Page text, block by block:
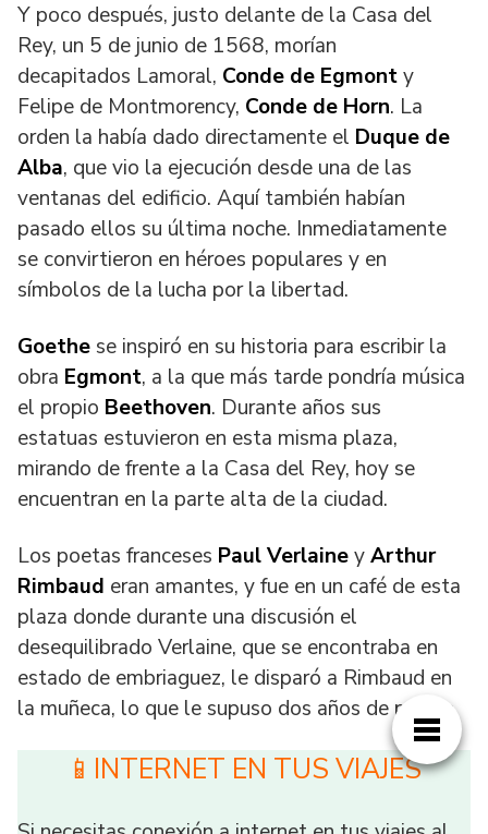
Y poco después, justo delante de la Casa del
Rey, un 5 de junio de 1568, morían
decapitados Lamoral, Conde de Egmonty
Felipe de Montmorency, Conde de Horn. La
orden la había dado directamente el Duque de
Alba, que vio la ejecución desde una de las
ventanas del edificio. Aquí también habían
pasado ellos su última noche. Inmediatamente
se convirtieron en héroes populares y en
símbolos de la lucha por la libertad.
Goethe se inspiró en su historia para escribir la
obra Egmont, a la que más tarde pondría música
el propio Beethoven. Durante años sus
estatuas estuvieron en esta misma plaza,
mirando de frente a la Casa del Rey, hoy se
encuentran en la parte alta de la ciudad.
Los poetas franceses Paul VerlaineyArthur
Rimbaud eran amantes, y fue en un café de esta
plaza donde durante una discusión el
desequilibrado Verlaine, que se encontraba en
estado de embriaguez, le disparó a Rimbaud en
la muñeca, lo que le supuso dos años de prisión.
📱INTERNET EN TUS VIAJES